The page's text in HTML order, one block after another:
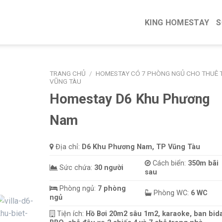
KING HOMESTAY
TRANG CHỦ / HOMESTAY CÓ 7 PHÒNG NGỦ CHO THUÊ
VŨNG TÀU
Homestay D6 Khu Phương
Nam
Địa chỉ: D6 Khu Phương Nam, TP Vũng Tàu
Sức chứa: 30 người
Cách biển: 350m bãi
sau
Phòng ngủ: 7 phòng
ngủ
Phòng WC: 6 WC
Tiện ích: Hồ Bơi 20m2 sâu 1m2, karaoke, ban